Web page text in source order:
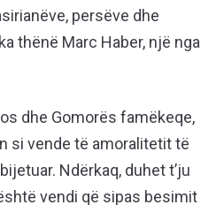
persëve dhe
thënë Marc Haber, një nga
dhe Gomorës famëkeqe,
si vende të amoralitetit të
Ndërkaq, duhet t’ju
vendi që sipas besimit